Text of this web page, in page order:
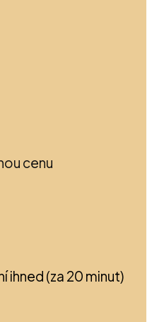
cenu
ihned (za 20 minut)